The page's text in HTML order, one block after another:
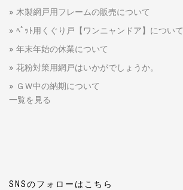
木製網戸用フレームの販売について
ﾍﾟｯﾄ用くぐり戸【ワンニャンドア】について
年末年始の休業について
花粉対策用網戸はいかがでしょうか。
ＧＷ中の納期について
一覧を見る
SNSのフォローはこちら